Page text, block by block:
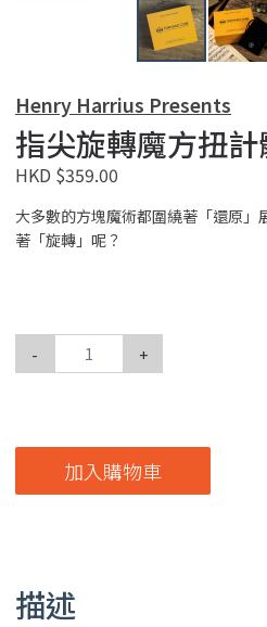
Henry Harrius Presents
指尖旋轉魔方扭計
HKD $359.00
大多數的方塊魔術都圍繞著「還原」
著「旋轉」呢？
- +
加入購物車
描述